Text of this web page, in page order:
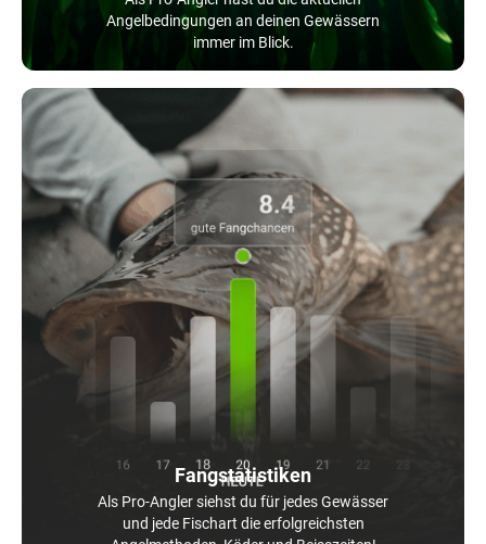
Angelbedingungen an deinen Gewässern
immer im Blick.
Fangstatistiken
Als Pro-Angler siehst du für jedes Gewässer
und jede Fischart die erfolgreichsten